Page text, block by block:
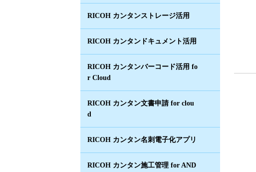
RICOH カンタンストレージ活用
RICOH カンタンドキュメント活用
RICOH カンタンバーコード活用 fo
r Cloud
RICOH カンタン文書申請 for clou
d
RICOH カンタン名刺電子化アプリ
RICOH カンタン施工管理 for AND